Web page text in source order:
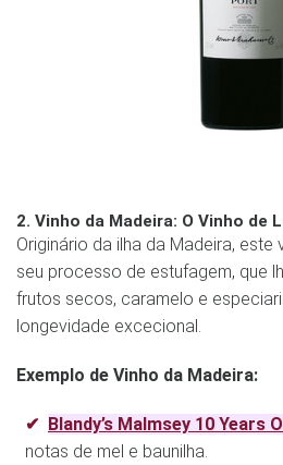
2. Vinho da Madeira: O Vinho de
Originário da ilha da Madeira, este
seu processo de estufagem, que
frutos secos, caramelo e
longevidade excecional.
Exemplo de Vinho da Madeira:
Blandy’s Malmsey 10 Years
notas de mel e baunilha.